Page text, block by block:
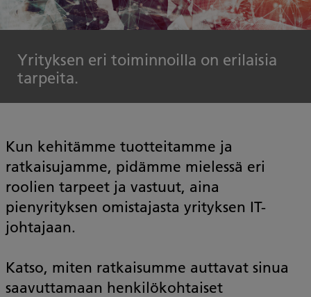
Yrityksen eri toiminnoilla on erilaisia
tarpeita.
Kun kehitämme tuotteitamme ja
ratkaisujamme, pidämme mielessä eri
roolien tarpeet ja vastuut, aina
pienyrityksen omistajasta yrityksen IT-
johtajaan.
Katso, miten ratkaisumme auttavat sinua
saavuttamaan henkilökohtaiset